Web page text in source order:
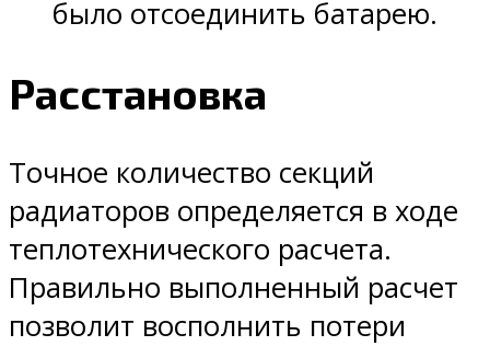
было отсоединить батарею.
Расстановка
Точное количество секций
радиаторов определяется в ходе
теплотехнического расчета.
Правильно выполненный расчет
позволит восполнить потери